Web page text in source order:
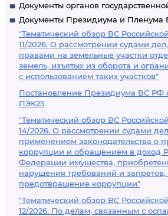
Документы органов
Документы Президиума и Пленума
"Тематический обзор ВС
11/2026. О рассмотрении судами
правами на земельные участки
земель, изъятых из оборота и
с использованием таких участков"
Постановление Президиума ВС РФ
ПЭК25
"Тематический обзор ВС
14/2026. О рассмотрении судами
применением законодательства о
коррупции и обращением в доход
Федерации имущества,
нарушения требований и
предотвращение коррупции"
"Тематический обзор ВС
12/2026. По делам, связанным с